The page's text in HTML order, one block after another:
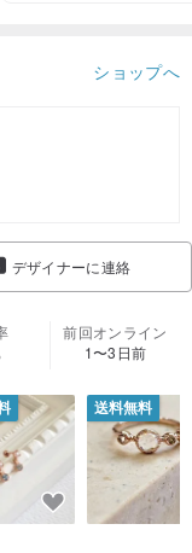
ショップへ
デザイナーに連絡
前回オンライン
1〜3日前
送料無料